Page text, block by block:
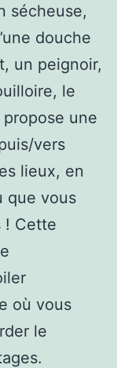
sécheuse,
douche
un peignoir,
le
une
vers
lieux, en
que vous
! Cette
où vous
le